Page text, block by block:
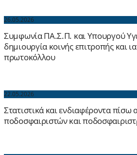
26.05.2026
Συμφωνία ΠΑ.Σ.Π. και Υπουργού
δημιουργία κοινής επιτροπής και
πρωτοκόλλου
22.05.2026
Στατιστικά και ενδιαφέροντα
ποδοσφαιριστών και